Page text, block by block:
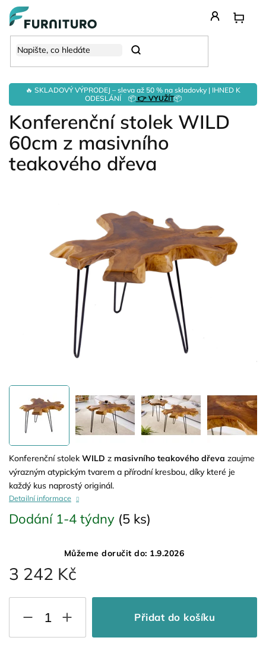
Přejít
obsah
🔥 SKLADOVÝ VÝPRODEJ – sleva až 50 % na skladovky | IHNED K
ODESLÁNÍ 📦👉 VYUŽÍT📦
Hledat
Konferenční stolek WILD
60cm z masivního
teakového dřeva
3 242 Kč
Dodání 1-4 týdny (5 ks)
Můžeme doručit do: 1.9.2026
Přidat do košíku
Konferenční stolek WILD z masivního teakového dřeva zaujme
výrazným atypickým tvarem a přírodní kresbou, díky které je
každý kus naprostý originál.
Detailní informace